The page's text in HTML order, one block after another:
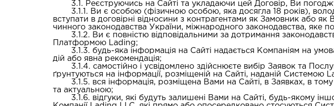
3.1. Реєструючись на Сайті та укладаючи цей Договір, Ви
3.1.1. Ви є особою (фізичною особою, яка досягла 18 років),
вступати в договірні відносини з контрагентами як Замовник або
чинного законодавства України, міжнародного законодавства,
3.1.2. Ви є повністю відповідальними за дотримання
Платформою Lading;
3.1.3. будь-яка інформація на Сайті надається Компаніям на
дій або явна рекомендація;
3.1.4. самостійно і усвідомлено здійснюєте вибір Заявок та
ґрунтуються на інформації, розміщеній на Сайті, наданій Системою
3.1.5. вся інформація, розміщена Вами на Сайті, в Заявках, в
та актуальною;
3.1.6. відгуки, які будуть залишені Вами на Сайті, будь-якому